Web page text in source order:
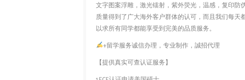
文字图案浮雕，激光镭射，紫外荧光，温感，复印防
质量得到了广大海外客户群体的认可，而且我们每天
以求所有同学都能享受到完美的品质服务。
+留学服务诚信办理，专业制作，誠招代理
【提供真实可查认证服务】